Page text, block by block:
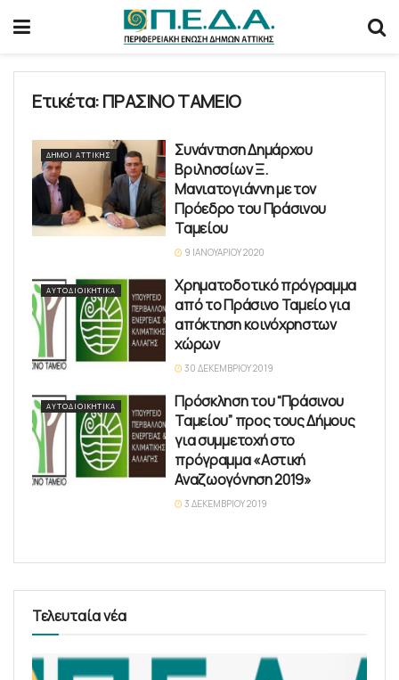
Ετικέτα:ΠΡΑΣΙΝΟ ΤΑΜΕΙΟ
ΔΉΜΟΙ ΑΤΤΙΚΉΣ
Συνάντηση Δημάρχου
Βριλησσίων Ξ.
Μανιατογιάννη με τον
Πρόεδρο του Πράσινου
Ταμείου
9 ΙΑΝΟΥΑΡΊΟΥ 2020
ΑΥΤΟΔΙΟΙΚΗΤΙΚΆ
Χρηματοδοτικό πρόγραμμα
από το Πράσινο Ταμείο για
απόκτηση κοινόχρηστων
χώρων
30 ΔΕΚΕΜΒΡΊΟΥ 2019
ΑΥΤΟΔΙΟΙΚΗΤΙΚΆ
Πρόσκληση του “Πράσινου
Ταμείου” προς τους Δήμους
για συμμετοχή στο
πρόγραμμα «Αστική
Αναζωογόνηση 2019»
3 ΔΕΚΕΜΒΡΊΟΥ 2019
Τελευταία νέα